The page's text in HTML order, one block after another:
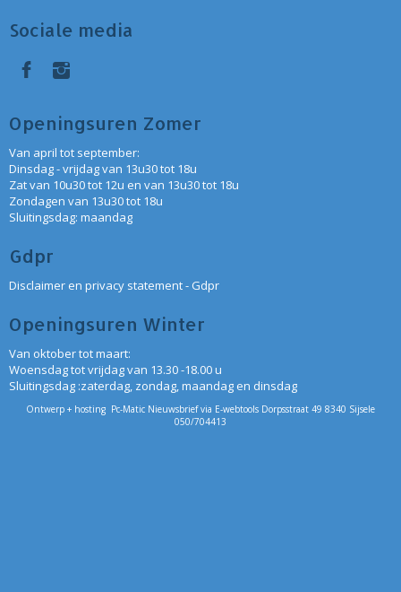
Sociale media
Openingsuren Zomer
Van april tot september:
Dinsdag - vrijdag van 13u30 tot 18u
Zat van 10u30 tot 12u en van 13u30 tot 18u
Zondagen van 13u30 tot 18u
Sluitingsdag: maandag
Gdpr
Disclaimer en privacy statement - Gdpr
Openingsuren Winter
Van oktober tot maart:
Woensdag tot vrijdag van 13.30 -18.00 u
Sluitingsdag :zaterdag, zondag, maandag en dinsdag
Ontwerp + hosting Pc-Matic Nieuwsbrief via E-webtools Dorpsstraat 49 8340 Sijsele
050/704413